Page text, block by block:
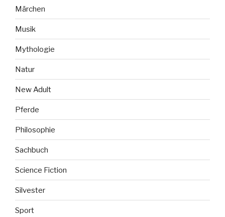
Märchen
Musik
Mythologie
Natur
New Adult
Pferde
Philosophie
Sachbuch
Science Fiction
Silvester
Sport